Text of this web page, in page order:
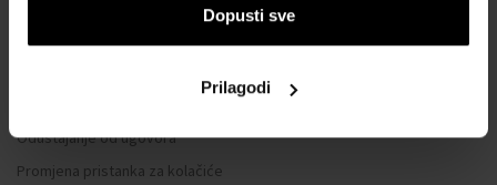
Dopusti sve
Prilagodi
Odustajanje od ugovora
Promjena pristanka za kolačiće